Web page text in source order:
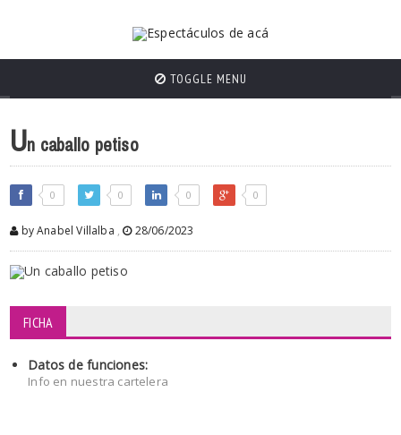
TOGGLE MENU
Un caballo petiso
0 0 0 0
by Anabel Villalba , 28/06/2023
FICHA
Datos de funciones:
Info en nuestra cartelera